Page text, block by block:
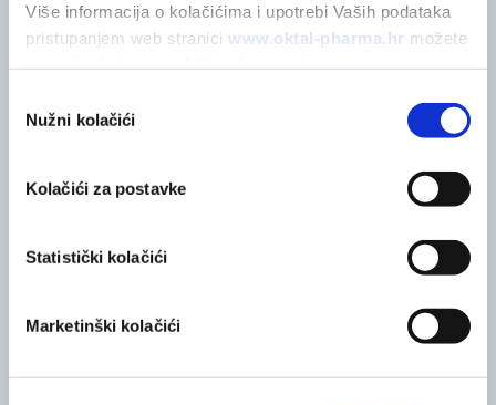
Više informacija o kolačićima i upotrebi Vaših podataka
pristupanjem web stranici www.oktal-pharma.hr možete
pristanka
Nužni kolačići
Kolačići za postavke
Statistički kolačići
Marketinški kolačići
OktalEduka 2025 je zatvorena
Na platformi nam se pridružilo više od 4300 sudionika.